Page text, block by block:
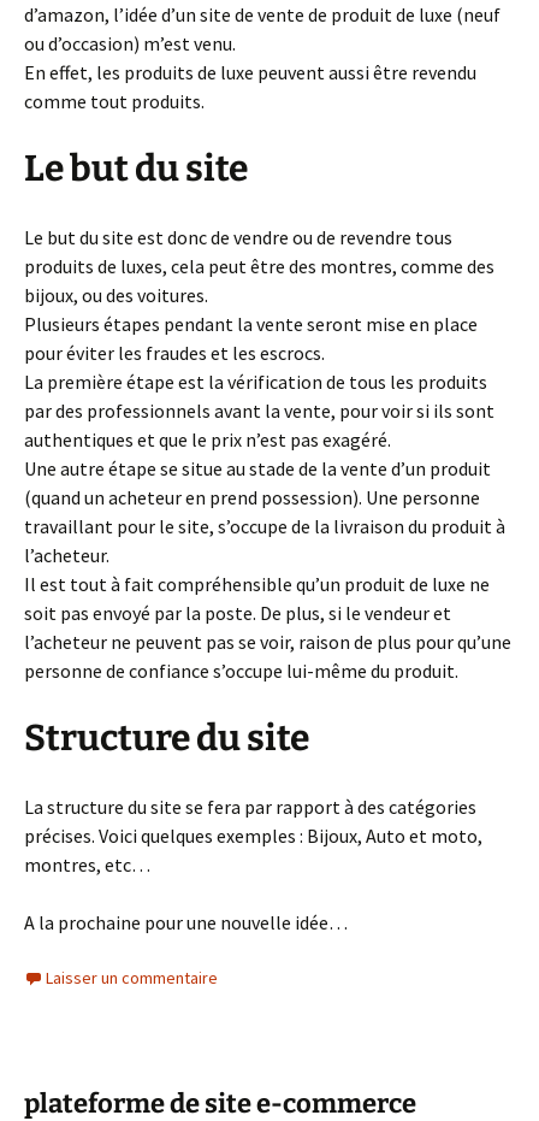
d’amazon, l’idée d’un site de vente de produit de luxe (neuf
ou d’occasion) m’est venu.
En effet, les produits de luxe peuvent aussi être revendu
comme tout produits.
Le but du site
Le but du site est donc de vendre ou de revendre tous
produits de luxes, cela peut être des montres, comme des
bijoux, ou des voitures.
Plusieurs étapes pendant la vente seront mise en place
pour éviter les fraudes et les escrocs.
La première étape est la vérification de tous les produits
par des professionnels avant la vente, pour voir si ils sont
authentiques et que le prix n’est pas exagéré.
Une autre étape se situe au stade de la vente d’un produit
(quand un acheteur en prend possession). Une personne
travaillant pour le site, s’occupe de la livraison du produit à
l’acheteur.
Il est tout à fait compréhensible qu’un produit de luxe ne
soit pas envoyé par la poste. De plus, si le vendeur et
l’acheteur ne peuvent pas se voir, raison de plus pour qu’une
personne de confiance s’occupe lui-même du produit.
Structure du site
La structure du site se fera par rapport à des catégories
précises. Voici quelques exemples : Bijoux, Auto et moto,
montres, etc…
A la prochaine pour une nouvelle idée…
Laisser un commentaire
plateforme de site e-commerce